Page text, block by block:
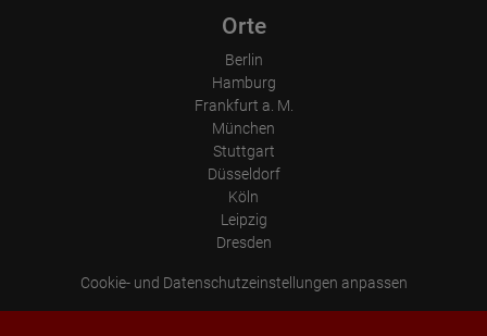
Orte
Berlin
Hamburg
Frankfurt a. M.
München
Stuttgart
Düsseldorf
Köln
Leipzig
Dresden
Cookie- und Datenschutzeinstellungen anpassen